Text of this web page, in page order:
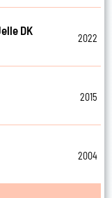
DK
2022
2015
2004